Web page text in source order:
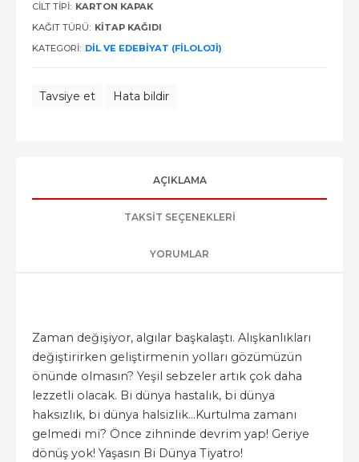
CILT TIPI: KARTON KAPAK
KAĞIT TÜRÜ: KITAP KAĞIDI
KATEGORI: DIL VE EDEBIYAT (FILOLOJI)
Tavsiye et Hata bildir
AÇIKLAMA
TAKSIT SEÇENEKLERI
YORUMLAR
Zaman değişiyor, algılar başkalaştı. Alışkanlıkları
değiştirirken geliştirmenin yolları gözümüzün
önünde olmasın? Yeşil sebzeler artık çok daha
lezzetli olacak. Bi dünya hastalık, bi dünya
haksızlık, bi dünya halsizlik…Kurtulma zamanı
gelmedi mi? Önce zihninde devrim yap! Geriye
dönüş yok! Yaşasın Bi Dünya Tiyatro!